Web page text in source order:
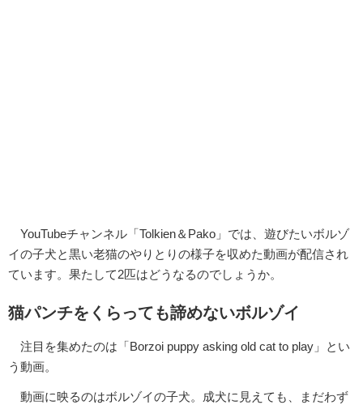
YouTubeチャンネル「Tolkien＆Pako」では、遊びたいボルゾ
イの子犬と黒い老猫のやりとりの様子を収めた動画が配信され
ています。果たして2匹はどうなるのでしょうか。
猫パンチをくらっても諦めないボルゾイ
注目を集めたのは「Borzoi puppy asking old cat to play」とい
う動画。
動画に映るのはボルゾイの子犬。成犬に見えても、まだわず